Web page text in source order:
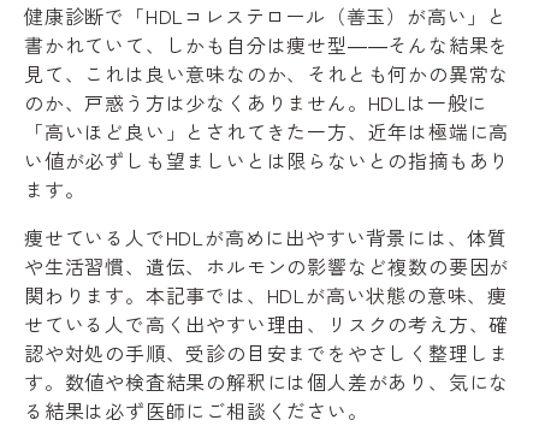
健康診断で「HDLコレステロール（善玉）が高い」と
書かれていて、しかも自分は痩せ型――そんな結果を
見て、これは良い意味なのか、それとも何かの異常な
のか、戸惑う方は少なくありません。HDLは一般に
「高いほど良い」とされてきた一方、近年は極端に高
い値が必ずしも望ましいとは限らないとの指摘もあり
ます。
痩せている人でHDLが高めに出やすい背景には、体質
や生活習慣、遺伝、ホルモンの影響など複数の要因が
関わります。本記事では、HDLが高い状態の意味、痩
せている人で高く出やすい理由、リスクの考え方、確
認や対処の手順、受診の目安までをやさしく整理しま
す。数値や検査結果の解釈には個人差があり、気にな
る結果は必ず医師にご相談ください。